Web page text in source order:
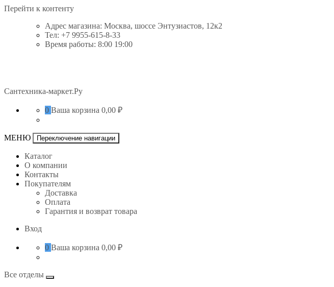
Перейти к контенту
Адрес магазина: Москва, шоссе Энтузиастов, 12к2
Тел: +7 9955-615-8-33
Время работы: 8:00 19:00
Сантехника-маркет.Ру
0 Ваша корзина 0,00 ₽
МЕНЮ Переключение навигации
Каталог
О компании
Контакты
Покупателям
Доставка
Оплата
Гарантия и возврат товара
Вход
0 Ваша корзина 0,00 ₽
Все отделы